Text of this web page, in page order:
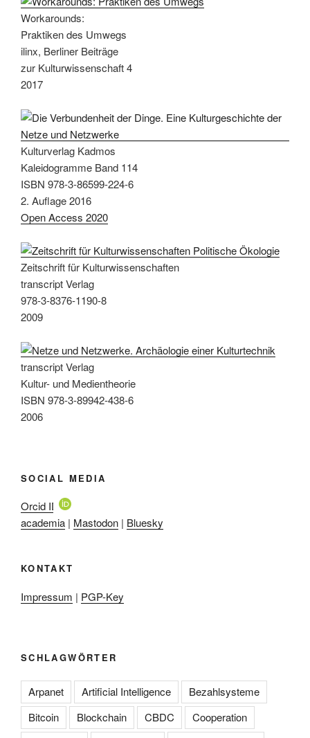
Workarounds:
Praktiken des Umwegs
ilinx, Berliner Beiträge
zur Kulturwissenschaft 4
2017
Kulturverlag Kadmos
Kaleidogramme Band 114
ISBN 978-3-86599-224-6
2. Auflage 2016
Open Access 2020
Zeitschrift für Kulturwissenschaften
transcript Verlag
978-3-8376-1190-8
2009
transcript Verlag
Kultur- und Medientheorie
ISBN 978-3-89942-438-6
2006
SOCIAL MEDIA
Orcid ID
academia | Mastodon | Bluesky
KONTAKT
Impressum | PGP-Key
SCHLAGWÖRTER
Arpanet Artificial Intelligence
Bezahlsysteme
Bitcoin
Blockchain CBDC
Cooperation